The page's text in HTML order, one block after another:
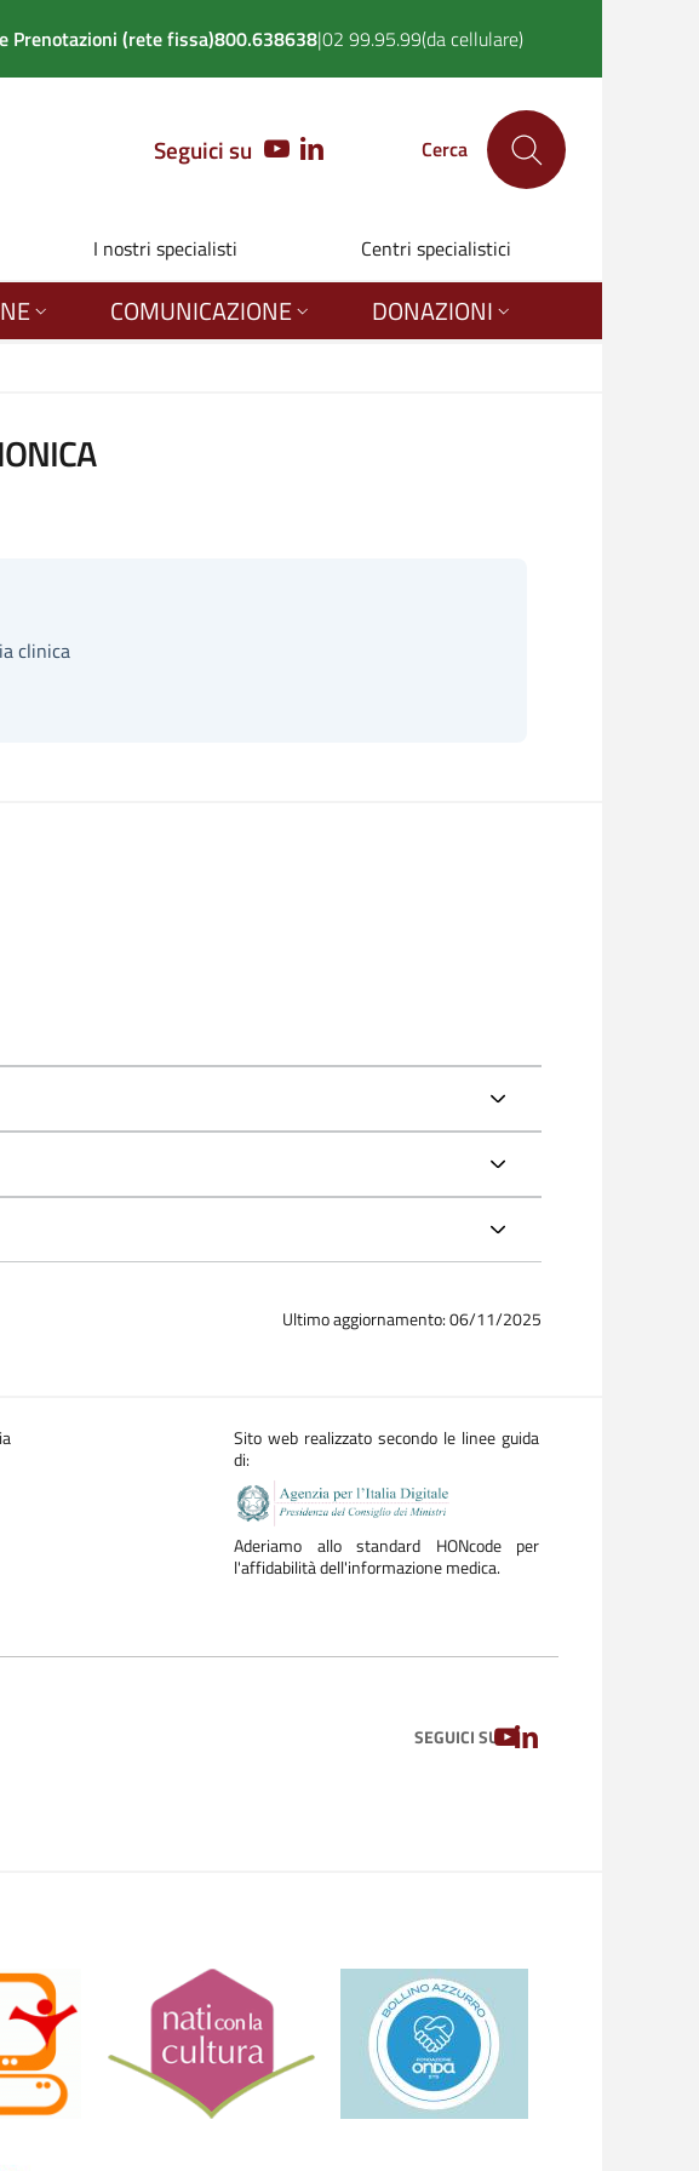
Prenotazioni (rete fissa)800.638638|02 99.95.99(da cellulare)
Seguici su YOUTUBELINKEDIN Cerca
I nostri specialisti Centri specialistici
COMUNICAZIONE DONAZIONI
clinica
Ultimo aggiornamento: 06/11/2025
Sito web realizzato secondo le linee guida
di:
Aderiamo allo standard HONcode per
l'affidabilità dell'informazione medica.
SEGUICI SUYOUTUBE
LINKEDIN